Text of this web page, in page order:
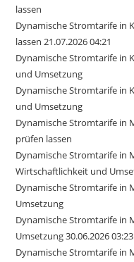
lassen
Dynamische Stromtarife in
lassen 21.07.2026 04:21
Dynamische Stromtarife in
und Umsetzung
Dynamische Stromtarife in
und Umsetzung
Dynamische Stromtarife in
prüfen lassen
Dynamische Stromtarife in
Wirtschaftlichkeit und
Dynamische Stromtarife in
Umsetzung
Dynamische Stromtarife in
Umsetzung 30.06.2026 03:23
Dynamische Stromtarife in